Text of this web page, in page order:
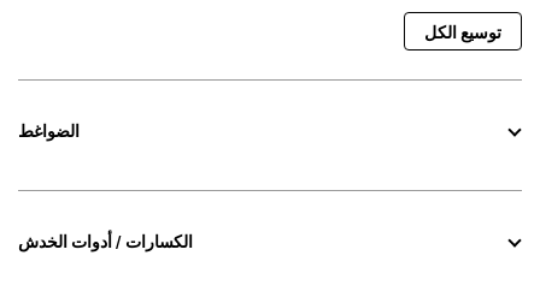
توسيع الكل
الضواغط
الكسارات / أدوات الخدش